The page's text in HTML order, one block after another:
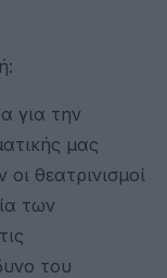
για την
μας
θεατρινισμοί
των
του